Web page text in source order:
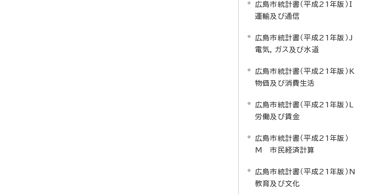
広島市統計書（平成21年版）I
運輸及び通信
広島市統計書（平成21年版）J
電気，ガス及び水道
広島市統計書（平成21年版）K
物価及び消費生活
広島市統計書（平成21年版）L
労働及び賃金
広島市統計書（平成21年版）
M 市民経済計算
広島市統計書（平成21年版）N
教育及び文化